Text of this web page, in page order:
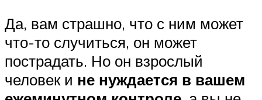
Да, вам страшно, что с ним может
что-то случиться, он может
пострадать. Но он взрослый
человек и не нуждается в вашем